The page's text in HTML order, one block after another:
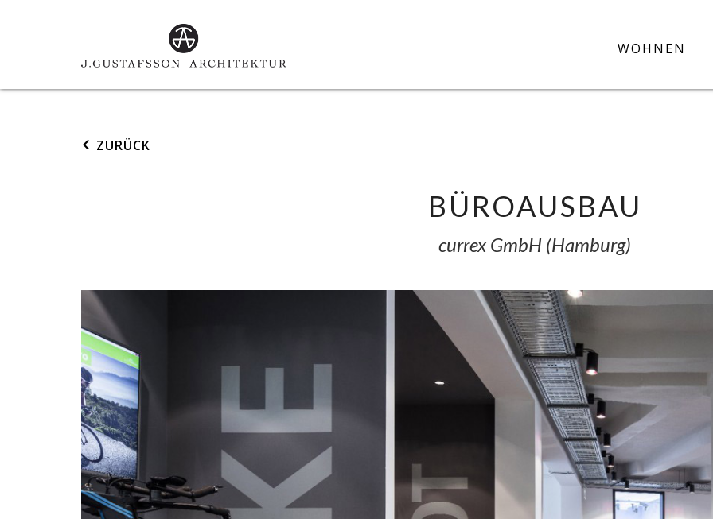
WOHNEN
ZURÜCK
BÜROAUSBAU
currex GmbH (Hamburg)